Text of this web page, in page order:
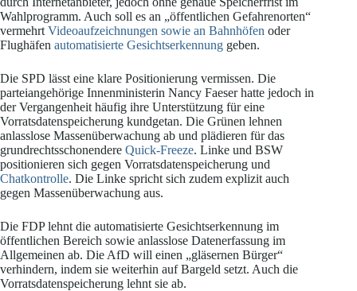
Wahlprogramm. Auch soll es an „öffentlichen Gefahrenorten“
vermehrt Videoaufzeichnungen sowie an Bahnhöfen oder
Flughäfen automatisierte Gesichtserkennung geben.
Die SPD lässt eine klare Positionierung vermissen. Die
parteiangehörige Innenministerin Nancy Faeser hatte jedoch in
der Vergangenheit häufig ihre Unterstützung für eine
Vorratsdatenspeicherung kundgetan. Die Grünen lehnen
anlasslose Massenüberwachung ab und plädieren für das
grundrechtsschonendere Quick-Freeze. Linke und BSW
positionieren sich gegen Vorratsdatenspeicherung und
Chatkontrolle. Die Linke spricht sich zudem explizit auch
gegen Massenüberwachung aus.
Die FDP lehnt die automatisierte Gesichtserkennung im
öffentlichen Bereich sowie anlasslose Datenerfassung im
Allgemeinen ab. Die AfD will einen „gläsernen Bürger“
verhindern, indem sie weiterhin auf Bargeld setzt. Auch die
Vorratsdatenspeicherung lehnt sie ab.